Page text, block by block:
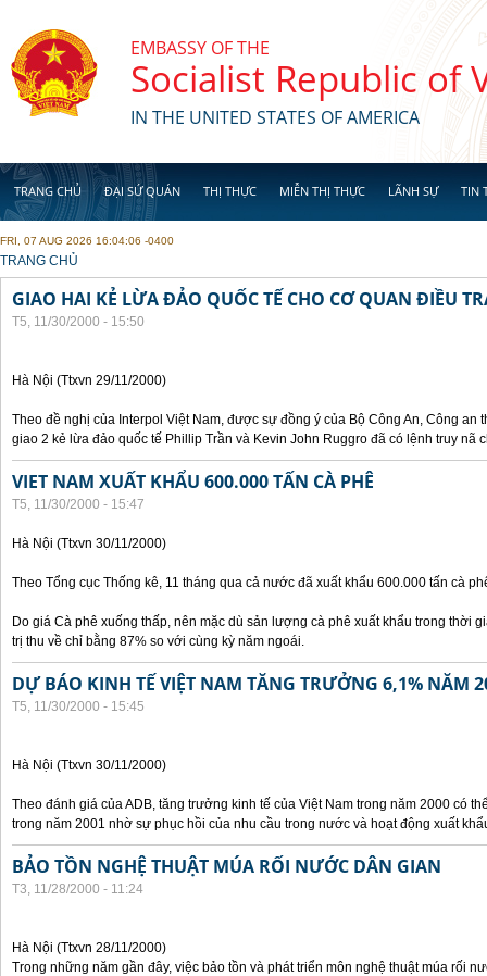
EMBASSY OF THE
Socialist Republic of
IN THE UNITED STATES OF AMERICA
TRANG CHỦ ĐẠI SỨ QUÁN THỊ THỰC MIỄN THỊ THỰC LÃNH SỰ TIN
FRI, 07 AUG 2026 16:04:06 -0400
YOU ARE HERE
TRANG CHỦ
GIAO HAI KẺ LỪA ĐẢO QUỐC TẾ CHO CƠ QUAN ĐIỀU
T5, 11/30/2000 - 15:50
Hà Nội (Ttxvn 29/11/2000)
Theo đề nghị của Interpol Việt Nam, được sự đồng ý của Bộ Công An, Công an
giao 2 kẻ lừa đảo quốc tế Phillip Trần và Kevin John Ruggro đã có lệnh truy nã
VIET NAM XUẤT KHẨU 600.000 TẤN CÀ PHÊ
T5, 11/30/2000 - 15:47
Hà Nội (Ttxvn 30/11/2000)
Theo Tổng cục Thống kê, 11 tháng qua cả nước đã xuất khẩu 600.000 tấn cà
Do giá Cà phê xuống thấp, nên mặc dù sản lượng cà phê xuất khẩu trong thời
trị thu về chỉ bằng 87% so với cùng kỳ năm ngoái.
DỰ BÁO KINH TẾ VIỆT NAM TĂNG TRƯỞNG 6,1% NĂM
T5, 11/30/2000 - 15:45
Hà Nội (Ttxvn 30/11/2000)
Theo đánh giá của ADB, tăng trưởng kinh tế của Việt Nam trong năm 2000 có
trong năm 2001 nhờ sự phục hồi của nhu cầu trong nước và hoạt động xuất
BẢO TỒN NGHỆ THUẬT MÚA RỐI NƯỚC DÂN GIAN
T3, 11/28/2000 - 11:24
Hà Nội (Ttxvn 28/11/2000)
Trong những năm gần đây, việc bảo tồn và phát triển môn nghệ thuật múa rối